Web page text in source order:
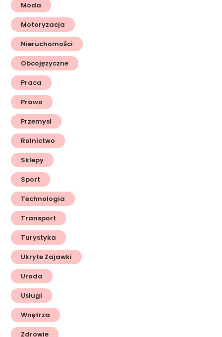
Moda
Motoryzacja
Nieruchomości
Obcojęzyczne
Praca
Prawo
Przemysł
Rolnictwo
Sklepy
Sport
Technologia
Transport
Turystyka
Ukryte Zajawki
Uroda
Usługi
Wnętrza
Zdrowie